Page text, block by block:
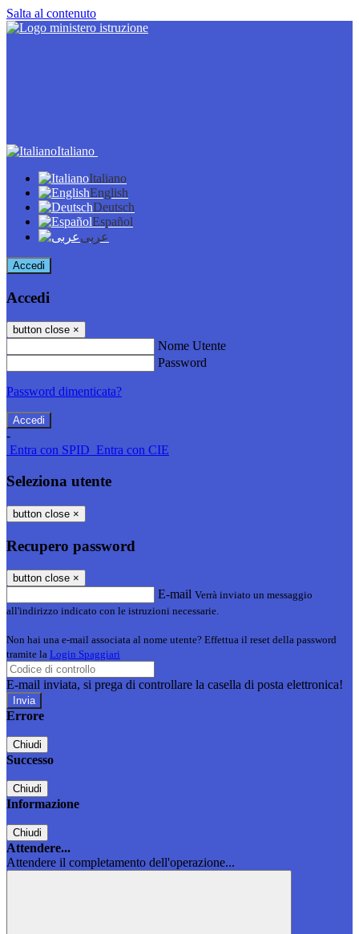
Salta al contenuto
Italiano
Italiano
English
Deutsch
Español
عربى
Accedi
Accedi
button close ×
Nome Utente
Password
Password dimenticata?
-
Entra con SPID Entra con CIE
Seleziona utente
button close ×
Recupero password
button close ×
E-mail Verrà inviato un messaggio
all'indirizzo indicato con le istruzioni necessarie.
Non hai una e-mail associata al nome utente? Effettua il reset della password
tramite la Login Spaggiari
E-mail inviata, si prega di controllare la casella di posta elettronica!
Errore
Chiudi
Successo
Chiudi
Informazione
Chiudi
Attendere...
Attendere il completamento dell'operazione...